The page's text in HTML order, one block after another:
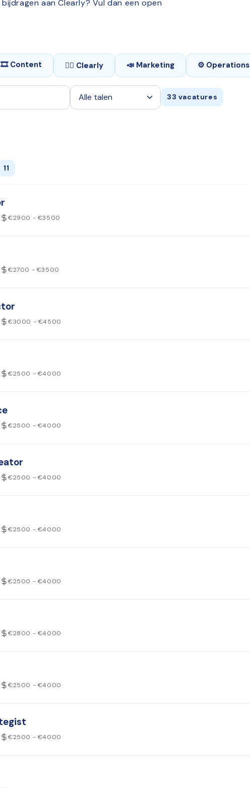
aan Clearly? Vul dan een open
🎞️ Content ☝🏼 Clearly 📣 Marketing ⚙️ Operations
33 vacatures
11
€2900 - €3500
€2700 - €3500
€3000 - €4500
€2500 - €4000
€2500 - €4000
€2500 - €4000
€2500 - €4000
€2500 - €4000
€2800 - €4000
€2500 - €4000
€2500 - €4000